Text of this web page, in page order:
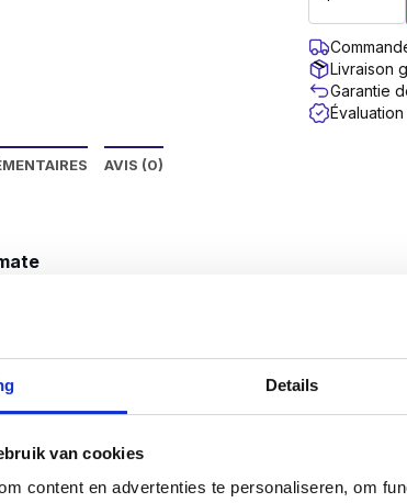
Details
van cookies
content en advertenties te personaliseren, om
Livraison
Garantie
AVIS (0)
les vis SilverMate Next generation ont leur
ou fortement ajustés.
plus petit pour obtenir une valeur
permet de se visser plus rapidement. Les
beaucoup de temps.
sur 4 caractéristiques au moins égales